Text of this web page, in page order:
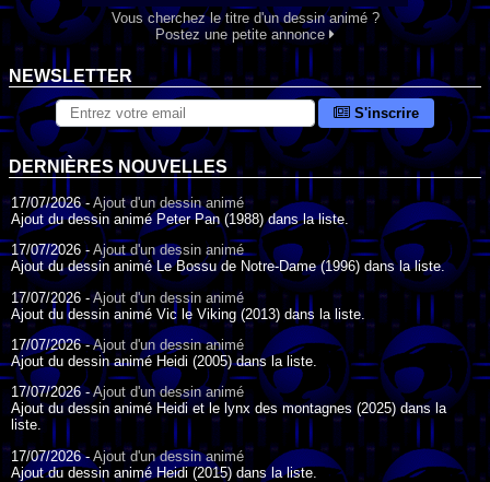
Vous cherchez le titre d'un dessin animé ?
Postez une petite annonce
NEWSLETTER
S'inscrire
DERNIÈRES NOUVELLES
17/07/2026 -Ajout d'un dessin animé
Ajout du dessin animé Peter Pan (1988) dans la liste.
17/07/2026 - Ajout d'un dessin animé
Ajout du dessin animé Le Bossu de Notre-Dame (1996) dans la liste.
17/07/2026 -Ajout d'un dessin animé
Ajout du dessin animé Vic le Viking (2013) dans la liste.
17/07/2026 -Ajout d'un dessin animé
Ajout du dessin animé Heidi (2005) dans la liste.
17/07/2026 -Ajout d'un dessin animé
Ajout du dessin animé Heidi et le lynx des montagnes (2025) dans la
liste.
17/07/2026 -Ajout d'un dessin animé
Ajout du dessin animé Heidi (2015) dans la liste.